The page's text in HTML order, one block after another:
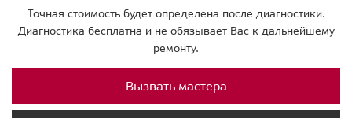
Точная стоимость будет определена после диагностики.
Диагностика бесплатна и не обязывает Вас к дальнейшему
ремонту.
Вызвать мастера